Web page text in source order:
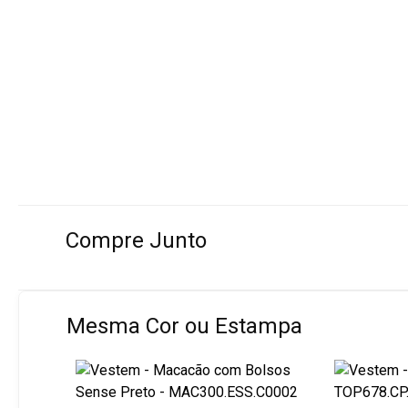
Compre Junto
Mesma Cor ou Estampa